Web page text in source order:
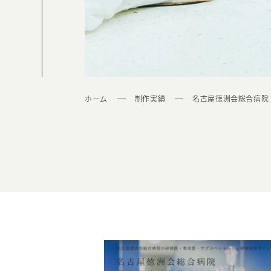
ホーム 制作実績 名古屋徳洲会総合病